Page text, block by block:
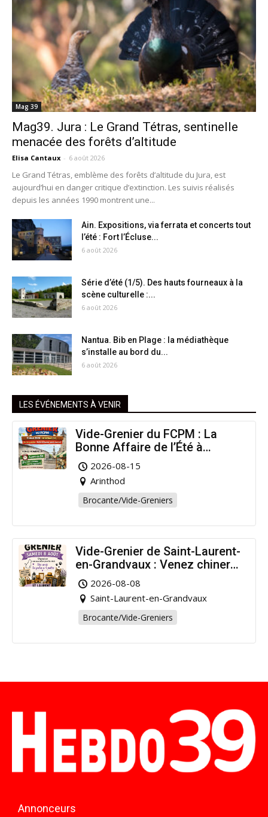
Mag 39
Mag39. Jura : Le Grand Tétras, sentinelle
menacée des forêts d’altitude
Elisa Cantaux - 6 août 2026
Le Grand Tétras, emblème des forêts d’altitude du Jura, est
aujourd’hui en danger critique d’extinction. Les suivis réalisés
depuis les années 1990 montrent une...
Ain. Expositions, via ferrata et concerts tout
l’été : Fort l’Écluse...
6 août 2026
Série d’été (1/5). Des hauts fourneaux à la
scène culturelle :...
6 août 2026
Nantua. Bib en Plage : la médiathèque
s’installe au bord du...
6 août 2026
LES ÉVÉNEMENTS À VENIR
Vide-Grenier du FCPM : La
Bonne Affaire de l’Été à
Arinthod !
2026-08-15
Arinthod
Brocante/Vide-Greniers
Vide-Grenier de Saint-Laurent-
en-Grandvaux : Venez chiner
pour la bonne cause !
2026-08-08
Saint-Laurent-en-Grandvaux
Brocante/Vide-Greniers